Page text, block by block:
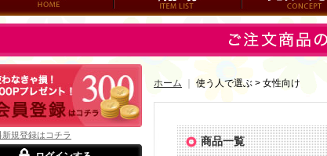
ム 商品一覧 ショップコンセプト
イン
新規登録はコチラ
ホーム 使う人で選ぶ > 女性向け
商品一覧